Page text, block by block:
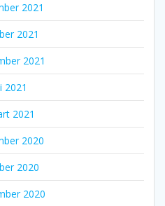
2021
2021
2021
2021
2021
2020
2020
2020